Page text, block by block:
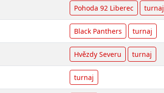
Pohoda 92 Liberec turnaj
Black Panthers turnaj
Hvězdy Severu turnaj
turnaj